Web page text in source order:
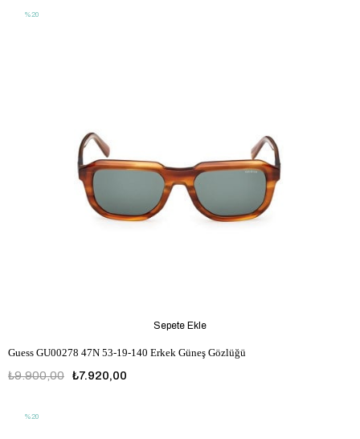
Guess GU00278 47N 53-19-140 Erkek Güneş Gözlüğü
₺7.920,00
₺9.900,00
Sepete Ekle
%20
%20